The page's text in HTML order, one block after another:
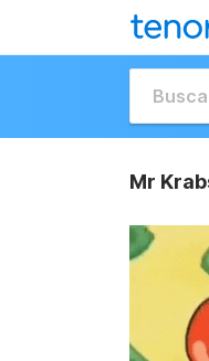
Mr